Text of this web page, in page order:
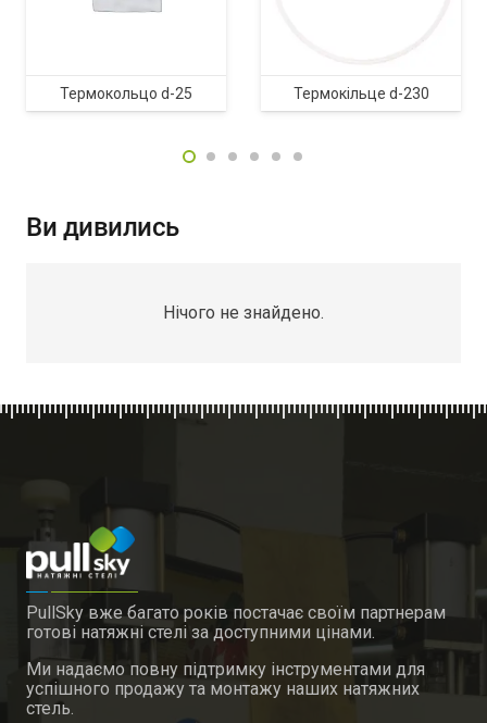
Термокольцо d-25 Термокільце d-230
Ви дивились
Нічого не знайдено.
PullSky вже багато років постачає своїм партнерам
готові натяжні стелі за доступними цінами.
Ми надаємо повну підтримку інструментами для
успішного продажу та монтажу наших натяжних
стель.